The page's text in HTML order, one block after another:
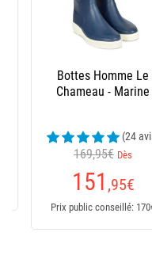
Bottes Homme Le
Chameau - Marine
(24 avis)
169,95€ Dès
151,95€
Prix public conseillé: 170€